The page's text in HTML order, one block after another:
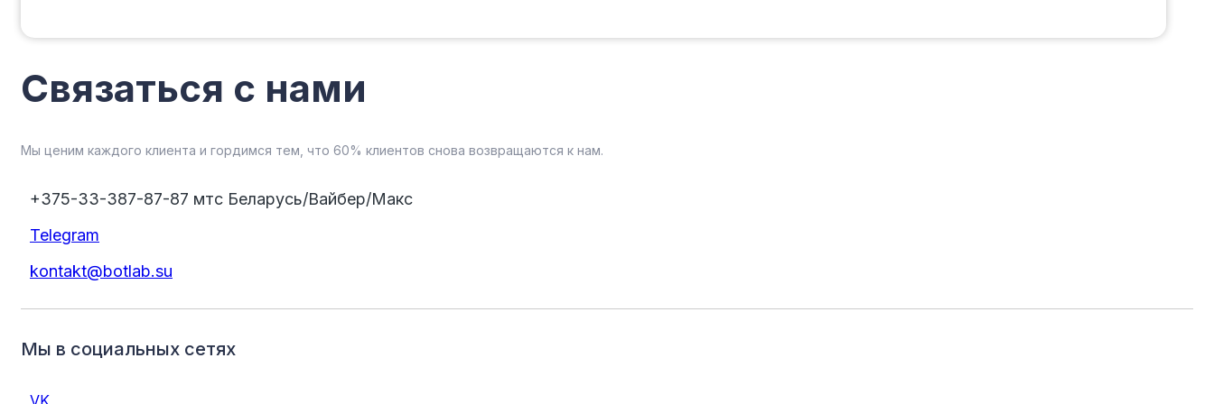
Связаться с нами
Мы ценим каждого клиента и гордимся тем, что 60% клиентов снова возвращаются к нам.
+375-33-387-87-87 мтс Беларусь/Вайбер/Макс
Telegram
kontakt@botlab.su
Мы в социальных сетях